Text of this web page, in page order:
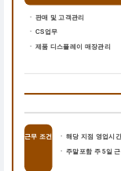
ㆍ 판매 및 고객관리
ㆍ CS업무
ㆍ 제품 디스플레이 매장관리
근무 조건 ㆍ 해당 지점 영업시
ㆍ 주말포함 주 5일